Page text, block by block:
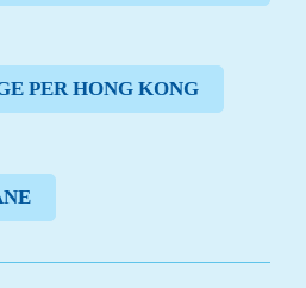
PER HONG KONG